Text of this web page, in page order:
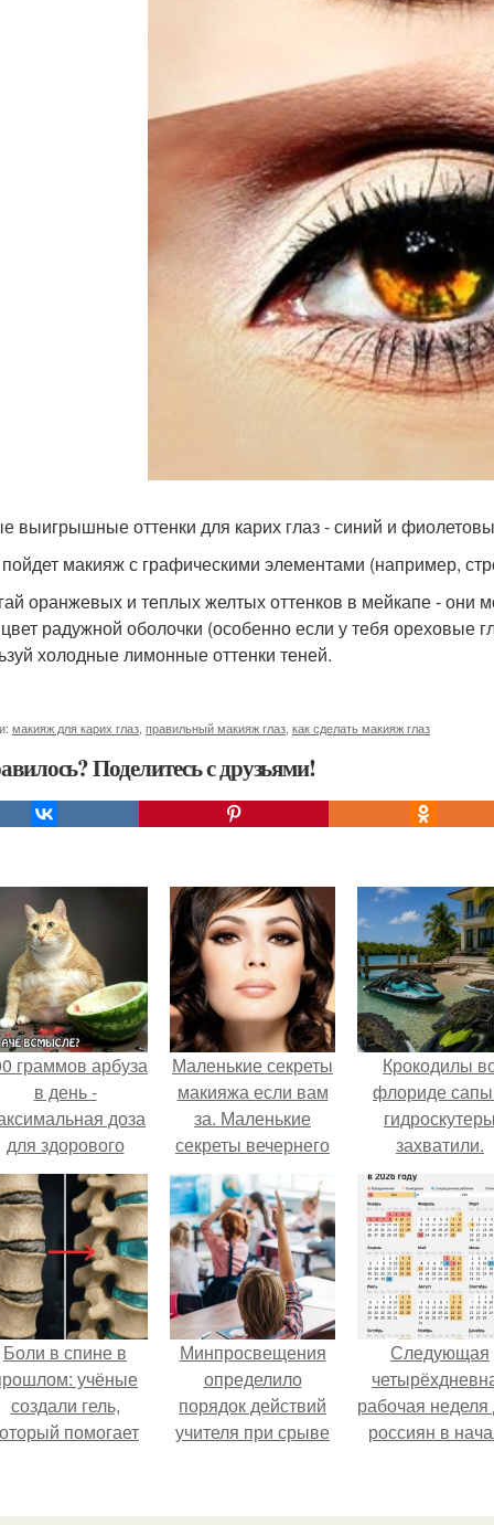
выигрышные оттенки для карих глаз - синий и
макияж с графическими элементами (например,
оранжевых и теплых желтых оттенков в мейкапе - они
радужной оболочки (особенно если у тебя ореховые
холодные лимонные оттенки теней.
макияж для карих глаз, правильный макияж глаз, как сделать макияж глаз
Поделитесь с друзьями!
граммов арбуза
в день -
доза
для здорового
взрослого,
предупредили
врачи.
Маленькие секреты
макияжа если вам
за. Маленькие
секреты вечернего
макияжа глаз.
Крокодилы
флориде
захватили.
Боли в спине в
учёные
создали гель,
помогает
диски.
Минпросвещения
определило
порядок действий
учителя при срыве
Следующая
рабочая неделя
россиян в